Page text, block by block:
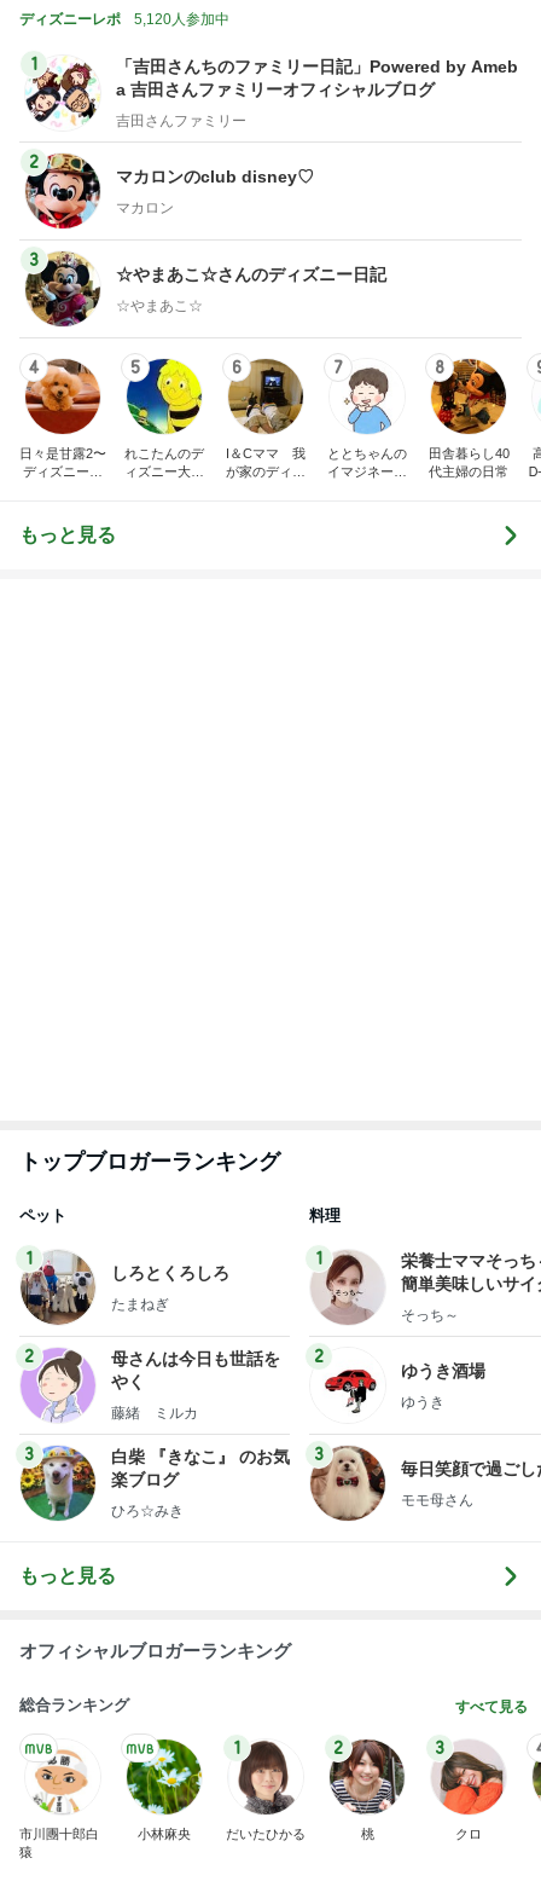
ディズニーレポ 5,120人参加中
1
「吉田さんちのファミリー日記」Powered by Ameb
a 吉田さんファミリーオフィシャルブログ
吉田さんファミリー
2
マカロンのclub disney♡
マカロン
3
☆やまあこ☆さんのディズニー日記
☆やまあこ☆
4
日々是甘露2〜
ディズニー風
5
れこたんのデ
ィズニー大好
6
I＆Cママ 我
が家のディズ
7
ととちゃんの
イマジネーシ
8
田舎暮らし40
代主婦の日常
もっと見る
トップブロガーランキング
ペット
1
しろとくろしろ
たまねぎ
2
母さんは今日も世話を
やく
藤緒 ミルカ
3
白柴 『きなこ』 のお気
楽ブログ
ひろ☆みき
料理
1
栄養士ママそっち
簡単美味しいサイ
献立
そっち～
2
ゆうき酒場
ゆうき
3
毎日笑顔で過ごし
モモ母さん
もっと見る
オフィシャルブロガーランキング
総合ランキング すべて見る
市川團十郎白
猿
小林麻央
1
だいたひかる
2
桃
3
クロ